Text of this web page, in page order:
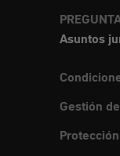
Asuntos
Gestión